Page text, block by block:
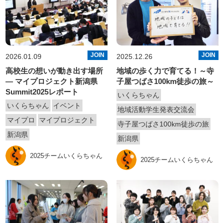
2026.01.09 JOIN
高校生の想いが動き出す場所
― マイプロジェクト新潟県
Summit2025レポート
いくらちゃん
イベント
マイプロ
マイプロジェクト
新潟県
2025チームいくらちゃん
2025.12.26 JOIN
地域の歩く力で育てる！～寺
子屋つばさ100km徒歩の旅～
いくらちゃん
地域活動学生発表交流会
寺子屋つばさ100km徒歩の旅
新潟県
2025チームいくらちゃん